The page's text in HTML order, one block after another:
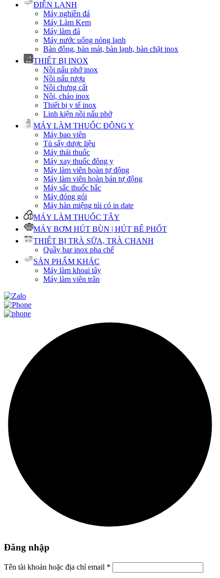
ĐIỆN LẠNH
Máy nghiền đá
Máy Làm Kem
Máy làm đá
Máy nước uống nóng lạnh
Bàn đông, bàn mát, bàn lạnh, bàn chặt inox
THIẾT BỊ INOX
Nồi nấu phở inox
Nồi nấu rượu
Nồi chưng cất
Nồi, chảo inox
Thiết bị y tế inox
Linh kiện nồi nấu phở
MÁY LÀM THUỐC ĐÔNG Y
Máy bao viên
Tủ sấy dược liệu
Máy thái thuốc
Máy xay thuốc đông y
Máy làm viên hoàn tự động
Máy làm viên hoàn bán tự động
Máy sắc thuốc bắc
Máy đóng gói
Máy hàn miệng túi có in date
MÁY LÀM THUỐC TÂY
MÁY BƠM HÚT BÙN | HÚT BỂ PHỐT
THIẾT BỊ TRÀ SỮA, TRÀ CHANH
Quầy bar inox pha chế
SẢN PHẨM KHÁC
Máy làm khoai tây
Máy làm viên trân
Đăng nhập
Tên tài khoản hoặc địa chỉ email *